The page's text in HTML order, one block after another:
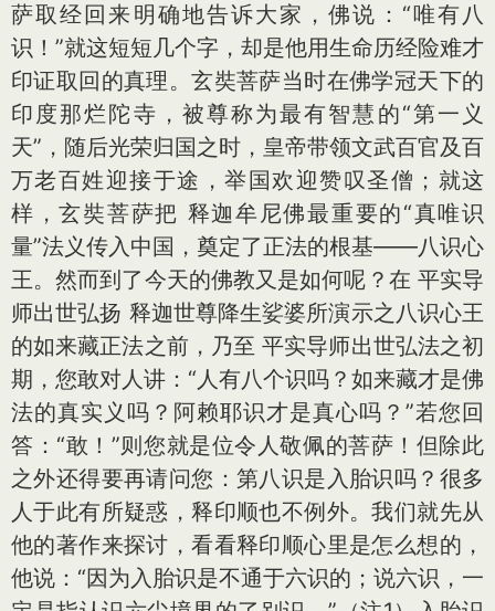
萨取经回来明确地告诉大家，佛说：“唯有八
识！”就这短短几个字，却是他用生命历经险难才
印证取回的真理。玄奘菩萨当时在佛学冠天下的
印度那烂陀寺，被尊称为最有智慧的“第一义
天”，随后光荣归国之时，皇帝带领文武百官及百
万老百姓迎接于途，举国欢迎赞叹圣僧；就这
样，玄奘菩萨把 释迦牟尼佛最重要的“真唯识
量”法义传入中国，奠定了正法的根基——八识心
王。然而到了今天的佛教又是如何呢？在 平实导
师出世弘扬 释迦世尊降生娑婆所演示之八识心王
的如来藏正法之前，乃至 平实导师出世弘法之初
期，您敢对人讲：“人有八个识吗？如来藏才是佛
法的真实义吗？阿赖耶识才是真心吗？”若您回
答：“敢！”则您就是位令人敬佩的菩萨！但除此
之外还得要再请问您：第八识是入胎识吗？很多
人于此有所疑惑，释印顺也不例外。我们就先从
他的著作来探讨，看看释印顺心里是怎么想的，
他说：“因为入胎识是不通于六识的；说六识，一